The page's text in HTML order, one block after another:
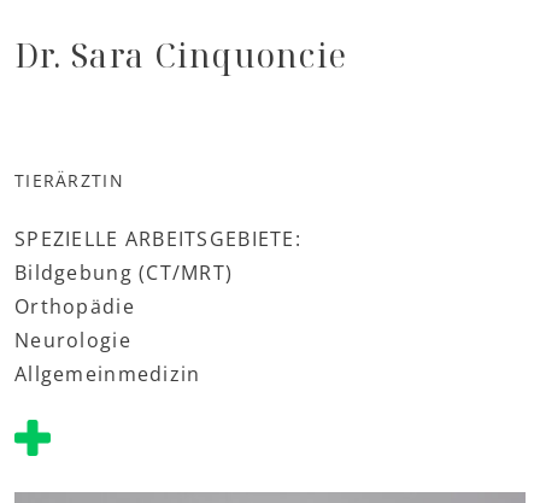
Dr. Sara Cinquoncie
TIERÄRZTIN
SPEZIELLE ARBEITSGEBIETE:
Bildgebung (CT/MRT)
Orthopädie
Neurologie
Allgemeinmedizin